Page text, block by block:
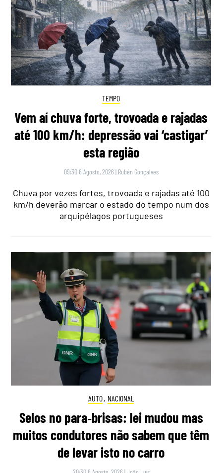
TEMPO
Vem aí chuva forte, trovoada e rajadas
até 100 km/h: depressão vai ‘castigar’
esta região
09:30 6 Agosto, 2026 | Rubén Gonçalves
Chuva por vezes fortes, trovoada e rajadas até 100
km/h deverão marcar o estado do tempo num dos
arquipélagos portugueses
AUTO, NACIONAL
Selos no para‑brisas: lei mudou mas
muitos condutores não sabem que têm
de levar isto no carro